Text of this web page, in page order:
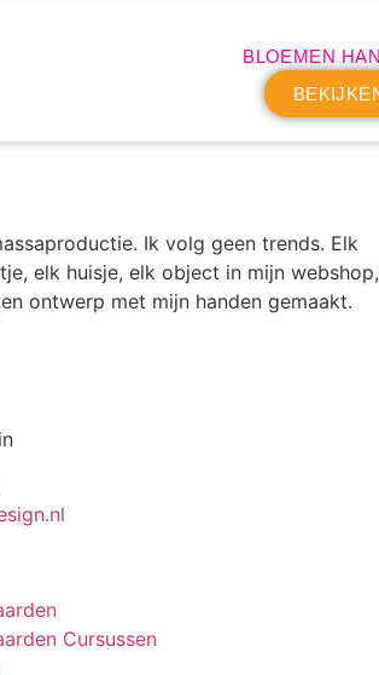
BLOEMEN
Ik volg geen trends. Elk
elk huisje, elk object in mijn webshop,
ontwerp met mijn handen gemaakt.
Cursussen